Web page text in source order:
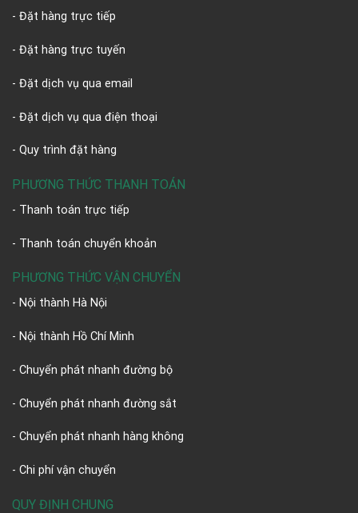
- Đặt hàng trực tiếp
- Đặt hàng trực tuyến
- Đặt dịch vụ qua email
- Đặt dịch vụ qua điện thoại
- Quy trình đặt hàng
PHƯƠNG THỨC THANH TOÁN
- Thanh toán trực tiếp
- Thanh toán chuyển khoản
PHƯƠNG THỨC VẬN CHUYỂN
- Nội thành Hà Nội
- Nội thành Hồ Chí Minh
- Chuyển phát nhanh đường bộ
- Chuyển phát nhanh đường sắt
- Chuyển phát nhanh hàng không
- Chi phí vận chuyển
QUY ĐỊNH CHUNG